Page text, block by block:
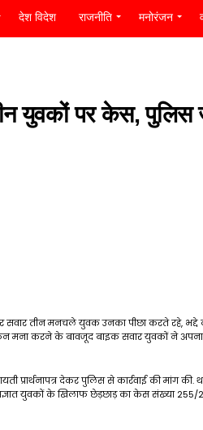
देश विदेश राजनीति मनोरंजन
युवकों पर केस, पुलिस
सवार तीन मनचले युवक उनका पीछा करते रहे,
मना करने के बावजूद बाइक सवार युवकों ने अपना
देकर पुलिस से कार्रवाई की मांग की.
युवकों के खिलाफ छेड़छाड़ का केस संख्या 255/